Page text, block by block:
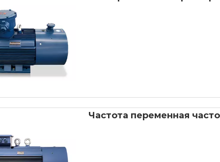
Частота переменная